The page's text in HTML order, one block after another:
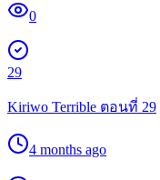
0
29
Kiriwo Terrible ตอนที่ 29
4 months ago